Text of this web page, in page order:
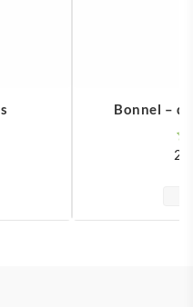
Bonnel –